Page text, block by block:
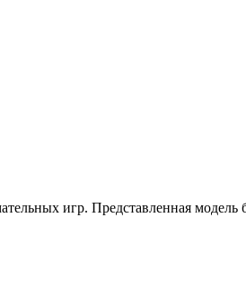
игр. Представленная модель